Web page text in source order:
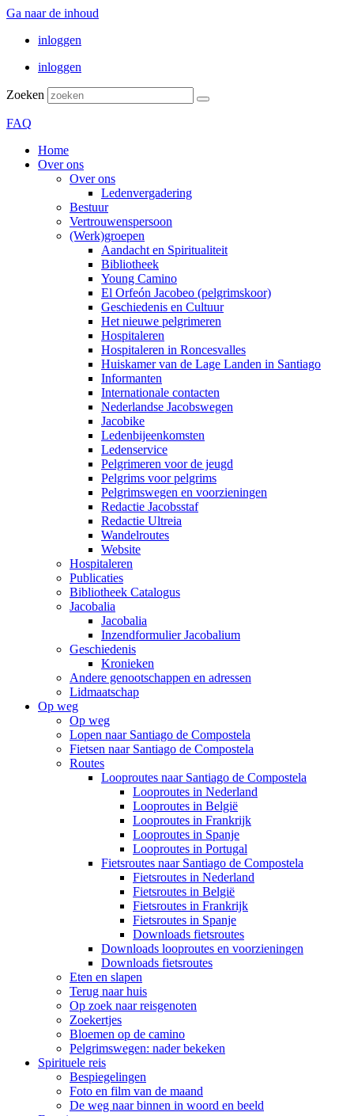
Ga naar de inhoud
inloggen
inloggen
Zoeken
FAQ
Home
Over ons
Over ons
Ledenvergadering
Bestuur
Vertrouwenspersoon
(Werk)groepen
Aandacht en Spiritualiteit
Bibliotheek
Young Camino
El Orfeón Jacobeo (pelgrimskoor)
Geschiedenis en Cultuur
Het nieuwe pelgrimeren
Hospitaleren
Hospitaleren in Roncesvalles
Huiskamer van de Lage Landen in Santiago
Informanten
Internationale contacten
Nederlandse Jacobswegen
Jacobike
Ledenbijeenkomsten
Ledenservice
Pelgrimeren voor de jeugd
Pelgrims voor pelgrims
Pelgrimswegen en voorzieningen
Redactie Jacobsstaf
Redactie Ultreia
Wandelroutes
Website
Hospitaleren
Publicaties
Bibliotheek Catalogus
Jacobalia
Jacobalia
Inzendformulier Jacobalium
Geschiedenis
Kronieken
Andere genootschappen en adressen
Lidmaatschap
Op weg
Op weg
Lopen naar Santiago de Compostela
Fietsen naar Santiago de Compostela
Routes
Looproutes naar Santiago de Compostela
Looproutes in Nederland
Looproutes in België
Looproutes in Frankrijk
Looproutes in Spanje
Looproutes in Portugal
Fietsroutes naar Santiago de Compostela
Fietsroutes in Nederland
Fietsroutes in België
Fietsroutes in Frankrijk
Fietsroutes in Spanje
Downloads fietsroutes
Downloads looproutes en voorzieningen
Downloads fietsroutes
Eten en slapen
Terug naar huis
Op zoek naar reisgenoten
Zoekertjes
Bloemen op de camino
Pelgrimswegen: nader bekeken
Spirituele reis
Bespiegelingen
Foto en film van de maand
De weg naar binnen in woord en beeld